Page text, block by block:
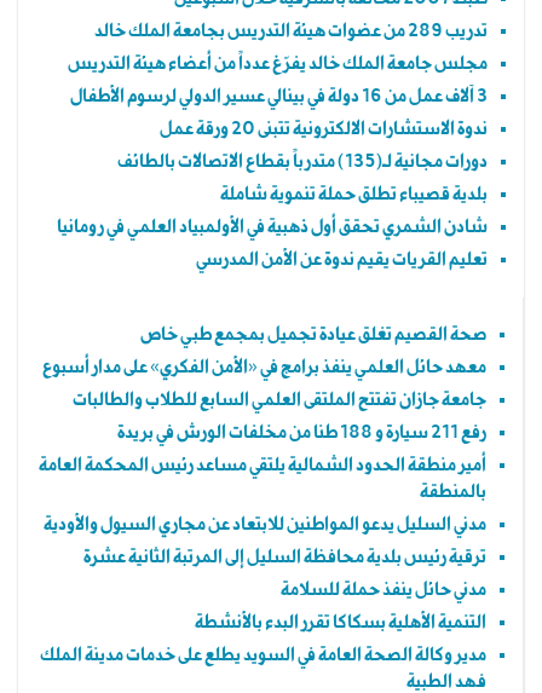
تدريب 289 من عضوات هيئة التدريس بجامعة الملك خالد
مجلس جامعة الملك خالد يفرّغ عدداً من أعضاء هيئة التدريس
3 آلاف عمل من 16 دولة في بينالي عسير الدولي لرسوم الأطفال
ندوة الاستشارات الالكترونية تتبنى 20 ورقة عمل
دورات مجانية لـ(135) متدرباً بقطاع الاتصالات بالطائف
بلدية قصيباء تطلق حملة تنموية شاملة
شادن الشمري تحقق أول ذهبية في الأولمبياد العلمي في رومانيا
تعليم القريات يقيم ندوة عن الأمن المدرسي
صحة القصيم تغلق عيادة تجميل بمجمع طبي خاص
معهد حائل العلمي ينفذ برامج في «الأمن الفكري» على مدار أسبوع
جامعة جازان تفتتح الملتقى العلمي السابع للطلاب والطالبات
رفع 211 سيارة و 188 طنا من مخلفات الورش في بريدة
أمير منطقة الحدود الشمالية يلتقي مساعد رئيس المحكمة العامة
بالمنطقة
مدني السليل يدعو المواطنين للابتعاد عن مجاري السيول والأودية
ترقية رئيس بلدية محافظة السليل إلى المرتبة الثانية عشرة
مدني حائل ينفذ حملة للسلامة
التنمية الأهلية بسكاكا تقرر البدء بالأنشطة
مدير وكالة الصحة العامة في السويد يطلع على خدمات مدينة الملك
فهد الطبية